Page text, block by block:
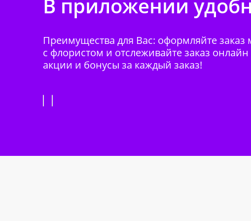
В приложении
Преимущества для Вас: оформляйте заказ
с флористом и отслеживайте заказ
акции и бонусы за каждый заказ!